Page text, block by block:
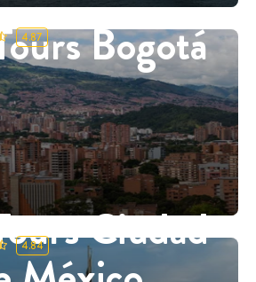
Bogotá
4.87
Ciudad
4.84